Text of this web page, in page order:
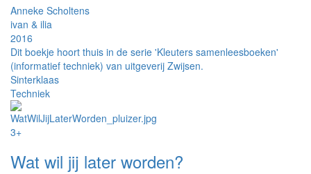
Anneke Scholtens
ivan & ilia
2016
Dit boekje hoort thuis in de serie 'Kleuters samenleesboeken'
(informatief techniek) van uitgeverij Zwijsen.
Sinterklaas
Techniek
3+
Wat wil jij later worden?